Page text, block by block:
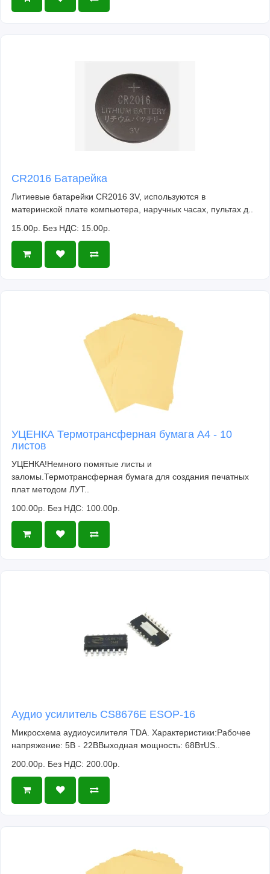
CR2016 Батарейка
Литиевые батарейки CR2016 3V, используются в
материнской плате компьютера, наручных часах, пультах д..
15.00р. Без НДС: 15.00р.
УЦЕНКА Термотрансферная бумага А4 - 10
листов
УЦЕНКА!Немного помятые листы и
заломы.Термотрансферная бумага для создания печатных
плат методом ЛУТ..
100.00р. Без НДС: 100.00р.
Аудио усилитель CS8676E ESOP-16
Микросхема аудиоусилителя TDA. Характеристики:Рабочее
напряжение: 5В - 22ВВыходная мощность: 68ВтUS..
200.00р. Без НДС: 200.00р.